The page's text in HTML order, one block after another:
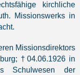
kirchliche
Missionswerks in
Missionsdirektors
†04.06.1926 in
Schulwesen der